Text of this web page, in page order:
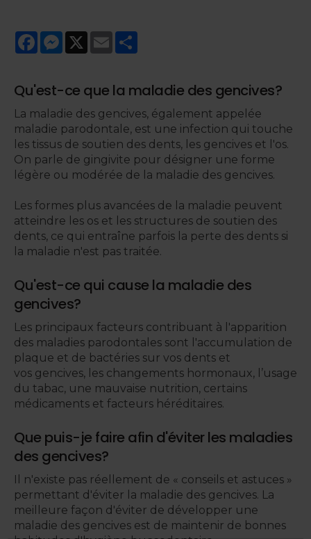
FacebookMessenger
X Email
Qu'est-ce que la maladie des gencives?
La maladie des gencives, également appelée
maladie parodontale, est une infection qui touche
les tissus de soutien des dents, les gencives et l'os.
On parle de gingivite pour désigner une forme
légère ou modérée de la maladie des gencives.
Les formes plus avancées de la maladie peuvent
atteindre les os et les structures de soutien des
dents, ce qui entraîne parfois la perte des dents si
la maladie n'est pas traitée.
Qu'est-ce qui cause la maladie des
gencives?
Les principaux facteurs contribuant à l'apparition
des maladies parodontales sont l'accumulation de
plaque et de bactéries sur vos dents et
vos gencives, les changements hormonaux, l’usage
du tabac, une mauvaise nutrition, certains
médicaments et facteurs héréditaires.
Que puis-je faire afin d'éviter les maladies
des gencives?
Il n'existe pas réellement de « conseils et astuces »
permettant d'éviter la maladie des gencives. La
meilleure façon d'éviter de développer une
maladie des gencives est de maintenir de bonnes